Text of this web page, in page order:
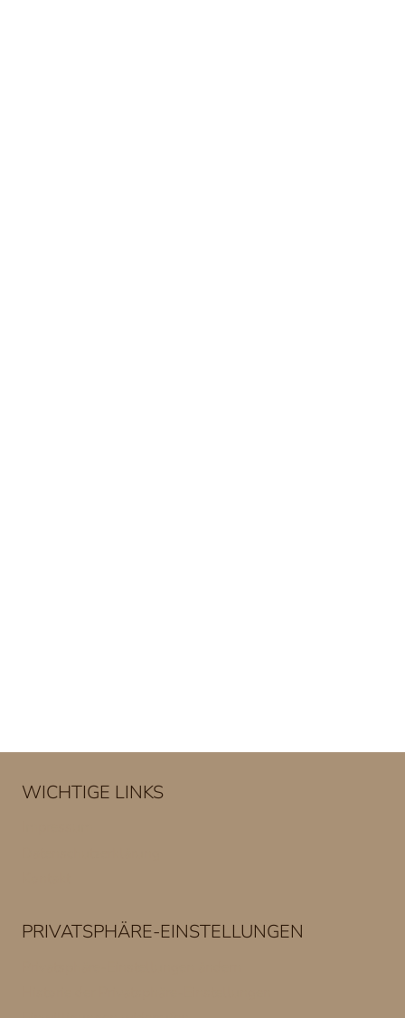
WICHTIGE LINKS
PRIVATSPHÄRE-EINSTELLUNGEN